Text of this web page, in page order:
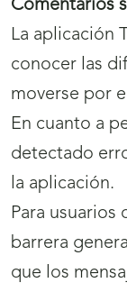
Comentarios
La aplicación
conocer las
moverse por
En cuanto a
detectado
la aplicación.
Para usuarios
barrera
que los